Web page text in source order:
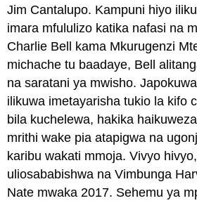
Jim Cantalupo. Kampuni hiyo
imara mfululizo katika nafasi na
Charlie Bell kama Mkurugenzi
michache tu baadaye, Bell
na saratani ya mwisho.
ilikuwa imetayarisha tukio la kifo
bila kuchelewa, hakika
mrithi wake pia atapigwa na
karibu wakati mmoja. Vivyo
uliosababishwa na Vimbunga
Nate mwaka 2017. Sehemu ya